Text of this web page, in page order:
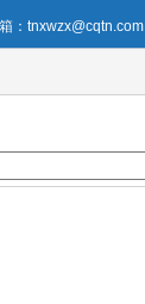
：tnxwzx@cqtn.com